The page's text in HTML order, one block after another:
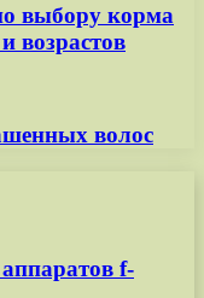
выбору корма
возрастов
волос
f-